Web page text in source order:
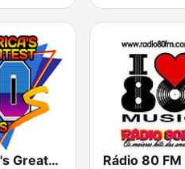
America's Greatest 80s Hits